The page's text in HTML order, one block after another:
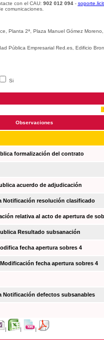
con el CAU: 902 012 094-
comunicaciones.
Planta 2ª, Plaza Manuel Gómez
Pública Empresarial Red.es, Edificio
Si
Observaciones
formalización del contrato
acuerdo de adjudicación
Notificación resolución clasificado
relativa al acto de apertura de
Resultado subsanación
fecha apertura sobres 4
fecha apertura sobres 4
Notificación defectos subsanables
| | |